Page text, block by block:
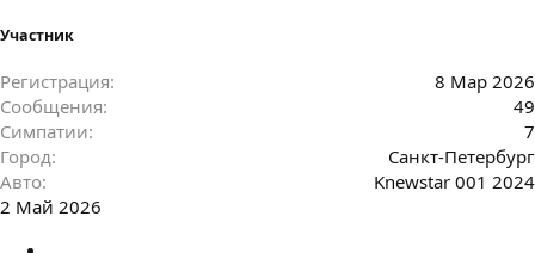
Участник
Регистрация
8 Мар 2026
Сообщения
49
Симпатии
7
Город
Санкт-Петербург
Авто
Knewstar 001 2024
2 Май 2026